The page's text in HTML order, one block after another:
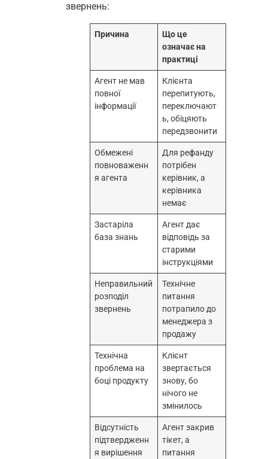
звернень:
Причина
Що це
означає на
практиці
Агент не мав
повної
інформації
Клієнта
перепитують,
переключают
ь, обіцяють
передзвонити
Обмежені
повноваженн
я агента
Для рефанду
потрібен
керівник, а
керівника
немає
Застаріла
база знань
Агент дає
відповідь за
старими
інструкціями
Неправильний
розподіл
звернень
Технічне
питання
потрапило до
менеджера з
продажу
Технічна
проблема на
боці продукту
Клієнт
звертається
знову, бо
нічого не
змінилось
Відсутність
підтвердженн
я вирішення
Агент закрив
тікет, а
питання